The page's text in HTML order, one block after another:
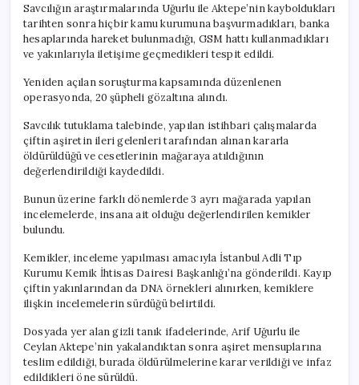
Savcılığın araştırmalarında Uğurlu ile Aktepe’nin kayboldukları
tarihten sonra hiçbir kamu kurumuna başvurmadıkları, banka
hesaplarında hareket bulunmadığı, GSM hattı kullanmadıkları
ve yakınlarıyla iletişime geçmedikleri tespit edildi.
Yeniden açılan soruşturma kapsamında düzenlenen
operasyonda, 20 şüpheli gözaltına alındı.
Savcılık tutuklama talebinde, yapılan istihbari çalışmalarda
çiftin aşiretin ileri gelenleri tarafından alınan kararla
öldürüldüğü ve cesetlerinin mağaraya atıldığının
değerlendirildiği kaydedildi.
Bunun üzerine farklı dönemlerde 3 ayrı mağarada yapılan
incelemelerde, insana ait olduğu değerlendirilen kemikler
bulundu.
Kemikler, inceleme yapılması amacıyla İstanbul Adli Tıp
Kurumu Kemik İhtisas Dairesi Başkanlığı’na gönderildi. Kayıp
çiftin yakınlarından da DNA örnekleri alınırken, kemiklere
ilişkin incelemelerin sürdüğü belirtildi.
Dosyada yer alan gizli tanık ifadelerinde, Arif Uğurlu ile
Ceylan Aktepe’nin yakalandıktan sonra aşiret mensuplarına
teslim edildiği, burada öldürülmelerine karar verildiği ve infaz
edildikleri öne sürüldü.